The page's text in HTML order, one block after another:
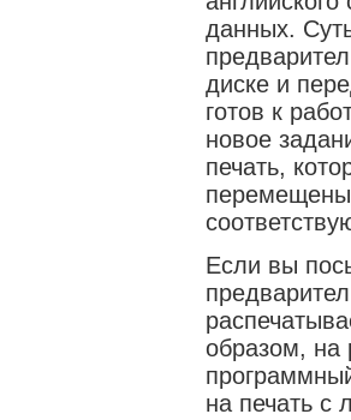
данных.
диске и
готов к
новое
печать,
Если вы
образом, на
на печать с